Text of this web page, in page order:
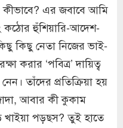
এর জবাবে আমি
কঠোর হুঁশিয়ারি-আদেশ-
কিছু কিছু নেতা নিজের ভাই-
করার ‘পবিত্র’ দায়িত্ব
তাঁদের প্রতিক্রিয়া হয়
আবার কী কুকাম
পড়ছস? তুই হাতে